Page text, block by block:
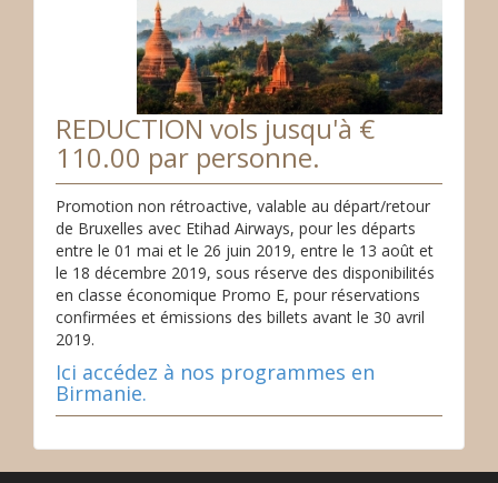
REDUCTION vols jusqu'à €
110.00 par personne.
Promotion non rétroactive, valable au départ/retour
de Bruxelles avec Etihad Airways, pour les départs
entre le 01 mai et le 26 juin 2019, entre le 13 août et
le 18 décembre 2019, sous réserve des disponibilités
en classe économique Promo E, pour réservations
confirmées et émissions des billets avant le 30 avril
2019.
Ici accédez à nos programmes en
Birmanie.